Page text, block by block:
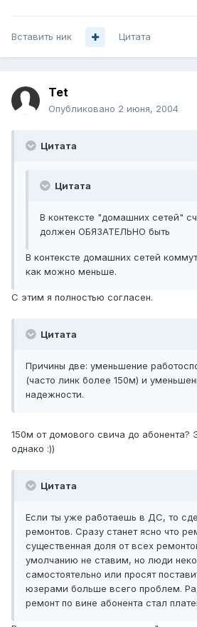
Вставить ник Цитата
Tet
Опубликовано 2 июня, 2004
Цитата
Цитата
В контексте "домашних сетей"
должен ОБЯЗАТЕЛЬНО быть
В контексте домашних сетей
как можно меньше.
С этим я полностью согласен.
Цитата
Причины две: уменьшение
(часто линк более 150м) и
надежности.
150м от домового свича до абонента?
однако :))
Цитата
Если ты уже работаешь в ДС, то
ремонтов. Сразу станет ясно что
существенная доля от всех
умолчанию не ставим, но люди
самостоятельно или просят
юзерами больше всего проблем.
ремонт по вине абонента стал